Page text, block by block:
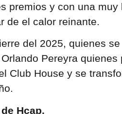
premios y con una muy
de el calor reinante.
del 2025, quienes
Pereyra quienes
Club House y se
Hcap.